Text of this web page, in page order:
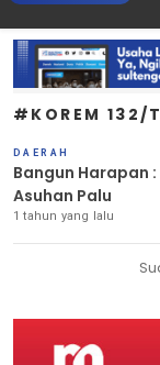
#KOREM 132/
DAERAH
Bangun Harapan
Asuhan Palu
1 tahun yang lalu